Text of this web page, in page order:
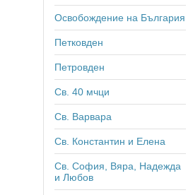
Освобождение на България
Петковден
Петровден
Св. 40 мчци
Св. Варвара
Св. Константин и Елена
Св. София, Вяра, Надежда
и Любов